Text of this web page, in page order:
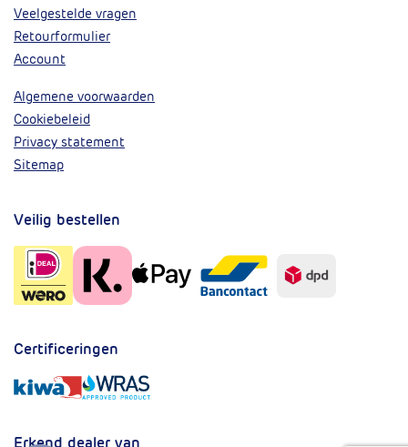
Veelgestelde vragen
Retourformulier
Account
Algemene voorwaarden
Cookiebeleid
Privacy statement
Sitemap
Veilig bestellen
Certificeringen
Erkend dealer van